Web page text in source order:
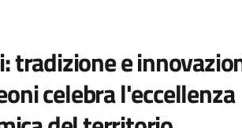
tradizione e
celebra l'eccellenza